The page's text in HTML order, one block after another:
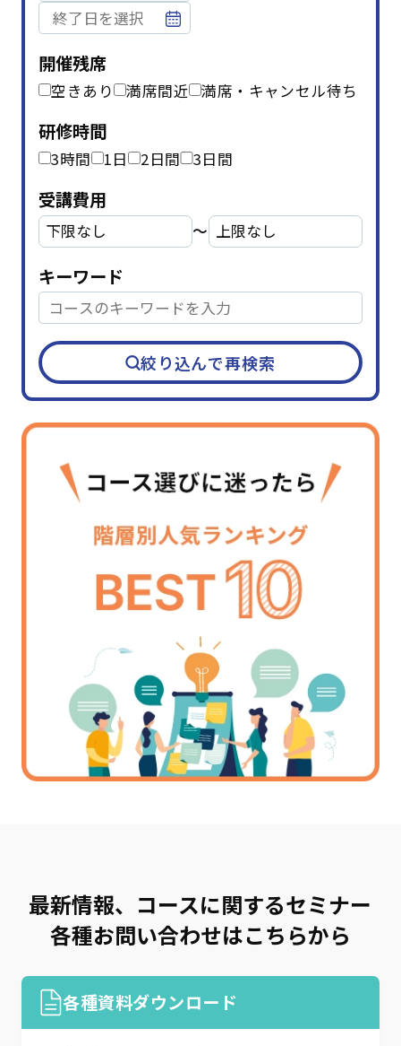
開催残席
空きあり 満席間近 満席・キャンセル待ち
研修時間
3時間 1日 2日間 3日間
受講費用
〜
キーワード
絞り込んで再検索
最新情報、コースに関するセミナー
各種お問い合わせはこちらから
各種資料ダウンロード